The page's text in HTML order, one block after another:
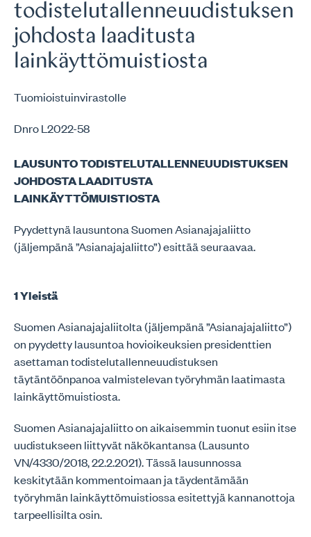
todistelutallenneuudistuksen
johdosta laaditusta
lainkäyttömuistiosta
Tuomioistuinvirastolle
Dnro L2022-58
LAUSUNTO TODISTELUTALLENNEUUDISTUKSEN
JOHDOSTA LAADITUSTA
LAINKÄYTTÖMUISTIOSTA
Pyydettynä lausuntona Suomen Asianajajaliitto
(jäljempänä ”Asianajajaliitto”) esittää seuraavaa.
1 Yleistä
Suomen Asianajajaliitolta (jäljempänä ”Asianajajaliitto”)
on pyydetty lausuntoa hovioikeuksien presidenttien
asettaman todistelutallenneuudistuksen
täytäntöönpanoa valmistelevan työryhmän laatimasta
lainkäyttömuistiosta.
Suomen Asianajajaliitto on aikaisemmin tuonut esiin itse
uudistukseen liittyvät näkökantansa (Lausunto
VN/4330/2018, 22.2.2021). Tässä lausunnossa
keskitytään kommentoimaan ja täydentämään
työryhmän lainkäyttömuistiossa esitettyjä kannanottoja
tarpeellisilta osin.